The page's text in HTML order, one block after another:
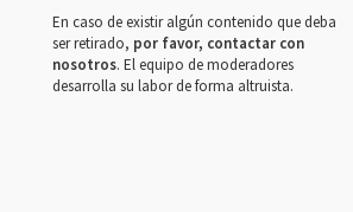
En caso de existir algún contenido que deba
ser retirado, por favor, contactar con
nosotros. El equipo de moderadores
desarrolla su labor de forma altruista.